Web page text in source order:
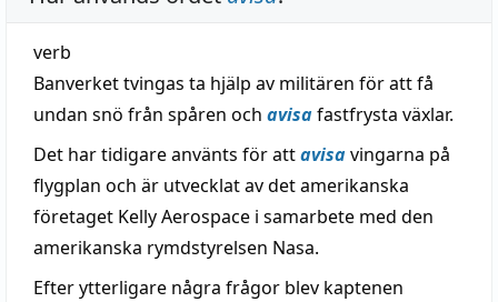
verb
Banverket tvingas ta hjälp av militären för att få
undan snö från spåren och avisafastfrysta växlar.
Det har tidigare använts för attavisavingarna på
flygplan och är utvecklat av det amerikanska
företaget Kelly Aerospace i samarbete med den
amerikanska rymdstyrelsen Nasa.
Efter ytterligare några frågor blev kaptenen